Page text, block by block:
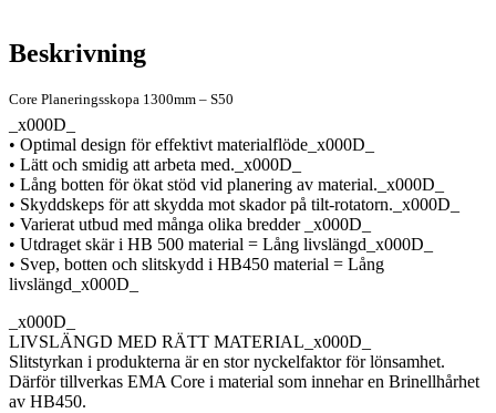
Beskrivning
Core Planeringsskopa 1300mm – S50
_x000D_
• Optimal design för effektivt materialflöde_x000D_
• Lätt och smidig att arbeta med._x000D_
• Lång botten för ökat stöd vid planering av material._x000D_
• Skyddskeps för att skydda mot skador på tilt-rotatorn._x000D_
• Varierat utbud med många olika bredder _x000D_
• Utdraget skär i HB 500 material = Lång livslängd_x000D_
• Svep, botten och slitskydd i HB450 material = Lång
livslängd_x000D_
_x000D_
LIVSLÄNGD MED RÄTT MATERIAL_x000D_
Slitstyrkan i produkterna är en stor nyckelfaktor för lönsamhet.
Därför tillverkas EMA Core i material som innehar en Brinellhårhet
av HB450.